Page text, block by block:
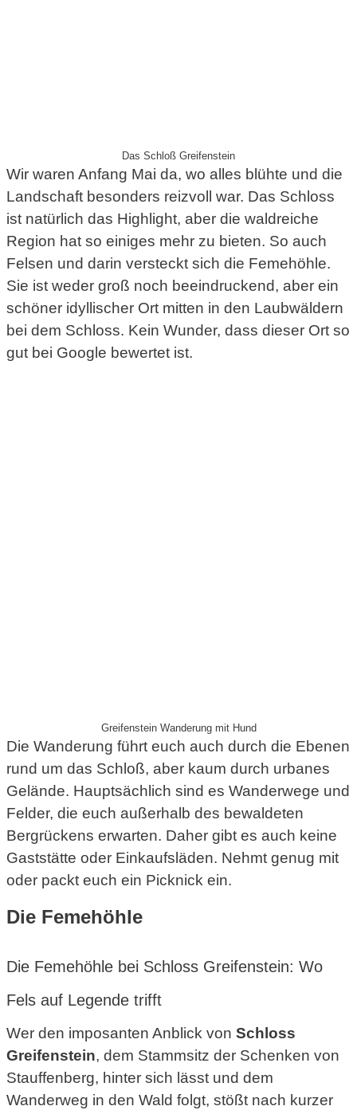
Das Schloß Greifenstein
Wir waren Anfang Mai da, wo alles blühte und die
Landschaft besonders reizvoll war. Das Schloss
ist natürlich das Highlight, aber die waldreiche
Region hat so einiges mehr zu bieten. So auch
Felsen und darin versteckt sich die Femehöhle.
Sie ist weder groß noch beeindruckend, aber ein
schöner idyllischer Ort mitten in den Laubwäldern
bei dem Schloss. Kein Wunder, dass dieser Ort so
gut bei Google bewertet ist.
Greifenstein Wanderung mit Hund
Die Wanderung führt euch auch durch die Ebenen
rund um das Schloß, aber kaum durch urbanes
Gelände. Hauptsächlich sind es Wanderwege und
Felder, die euch außerhalb des bewaldeten
Bergrückens erwarten. Daher gibt es auch keine
Gaststätte oder Einkaufsläden. Nehmt genug mit
oder packt euch ein Picknick ein.
Die Femehöhle
Die Femehöhle bei Schloss Greifenstein: Wo
Fels auf Legende trifft
Wer den imposanten Anblick von Schloss
Greifenstein, dem Stammsitz der Schenken von
Stauffenberg, hinter sich lässt und dem
Wanderweg in den Wald folgt, stößt nach kurzer